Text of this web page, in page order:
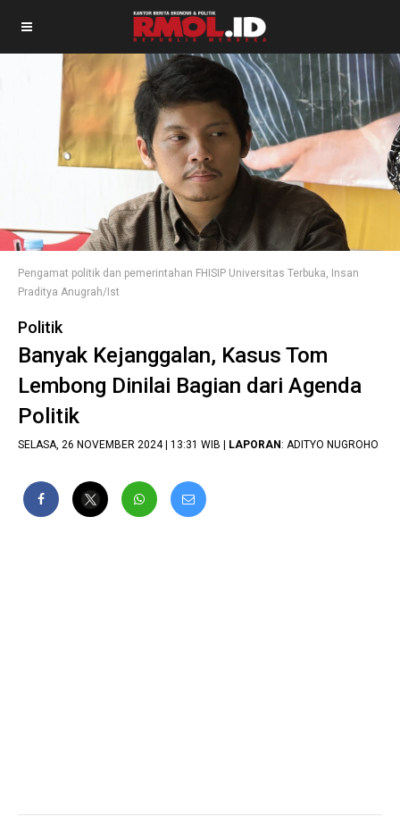
Pengamat politik dan pemerintahan FHISIP Universitas Terbuka, Insan
Praditya Anugrah/Ist
Politik
Banyak Kejanggalan, Kasus Tom
Lembong Dinilai Bagian dari Agenda
Politik
SELASA, 26 NOVEMBER 2024 | 13:31 WIB | LAPORAN: ADITYO NUGROHO